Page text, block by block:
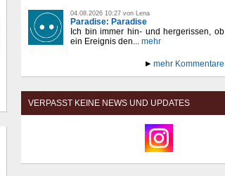
04.08.2026 10:27 von Lena
Paradise: Paradise
Ich bin immer hin- und hergerissen, ob
ein Ereignis den... mehr
mehr Kommentare
VERPASST KEINE NEWS UND UPDATES